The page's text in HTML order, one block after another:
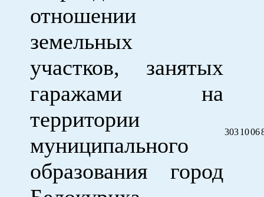
отношении
земельных
участков, занятых
гаражами на
территории
муниципального
образования город
3031006